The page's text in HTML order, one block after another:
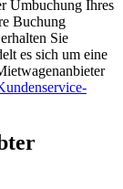
Umbuchung Ihres
Buchung
Sie
es sich um eine